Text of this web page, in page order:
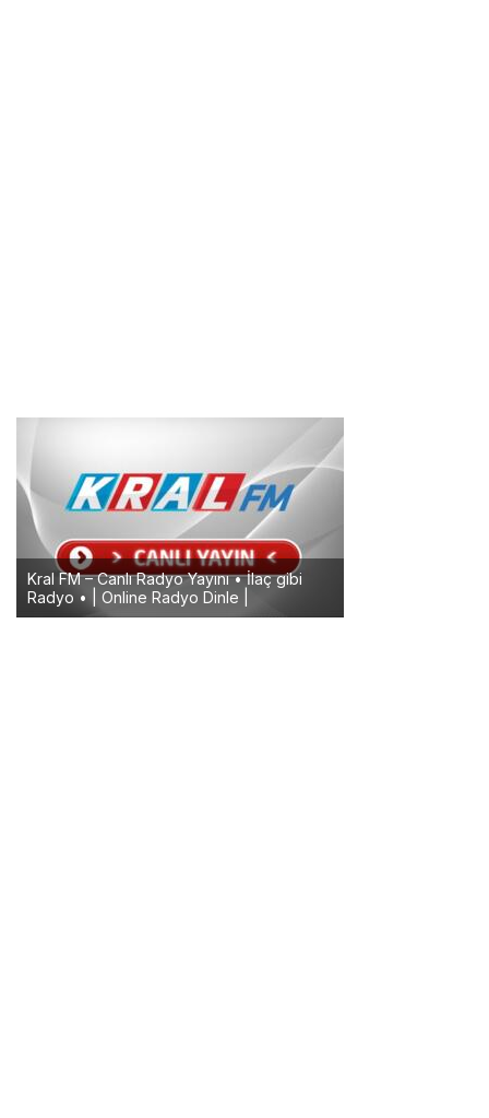
Kral FM – Canlı Radyo Yayını • İlaç gibi
Radyo • | Online Radyo Dinle |